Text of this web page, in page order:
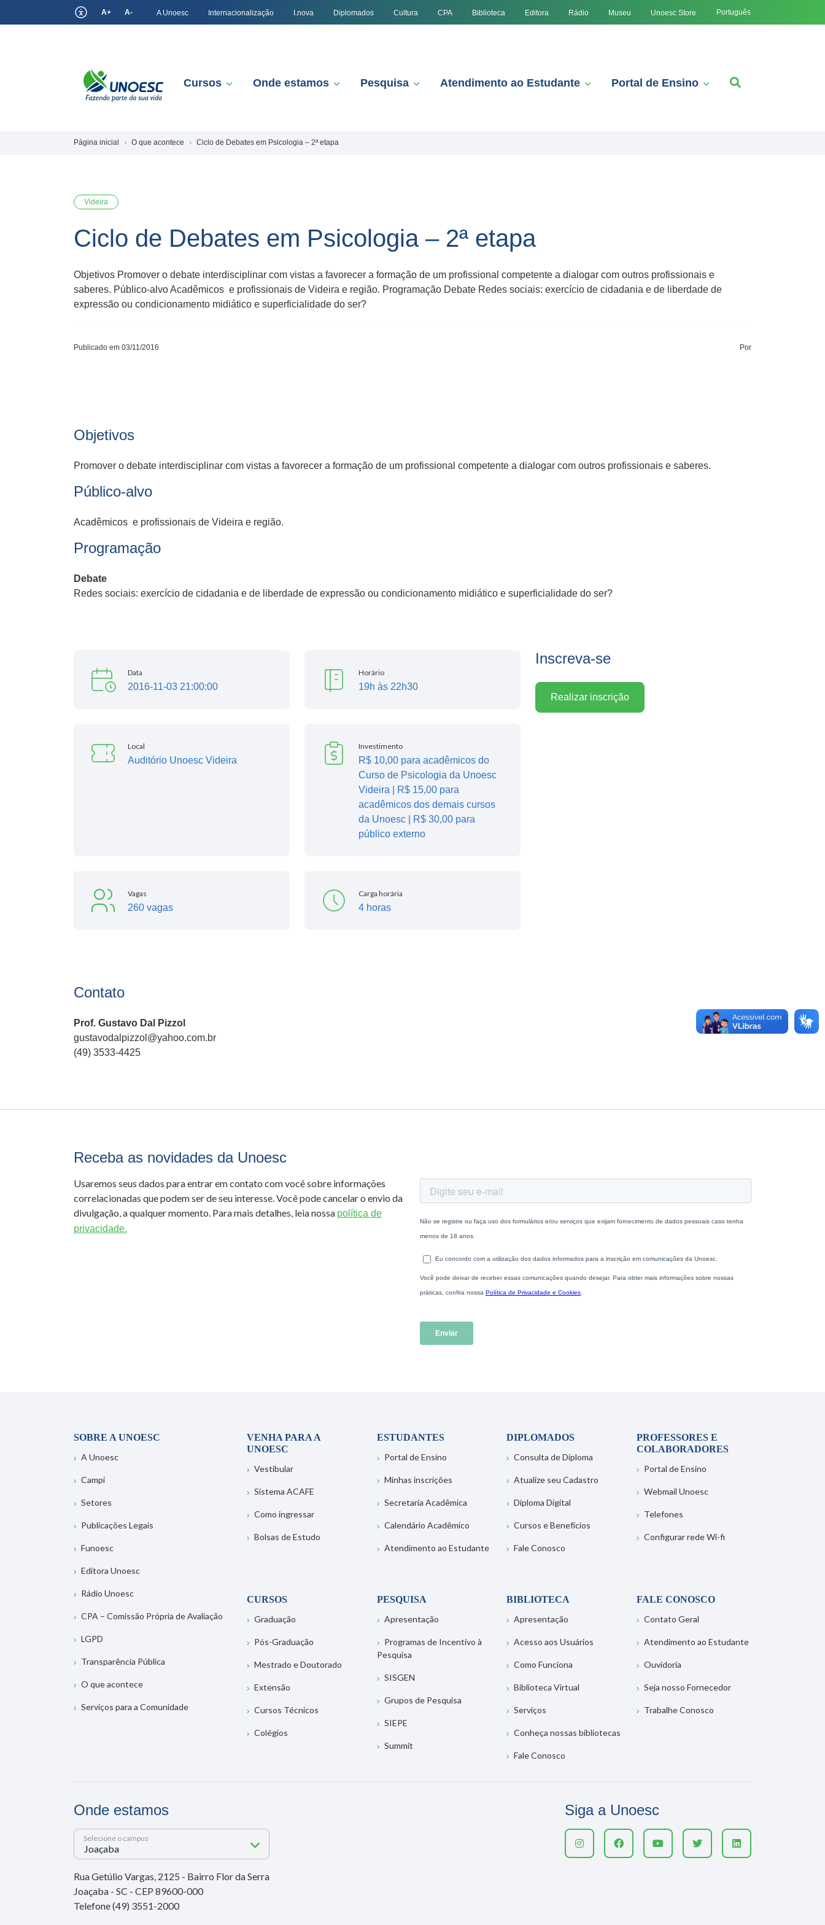
A+ A- A Unoesc Internacionalização I.nova Diplomados Cultura CPA Biblioteca Editora Rádio Museu Unoesc Store Português
Cursos Onde estamos Pesquisa Atendimento ao Estudante Portal de Ensino
Página inicial O que acontece Ciclo de Debates em Psicologia – 2ª etapa
Videira
Ciclo de Debates em Psicologia – 2ª etapa
Objetivos Promover o debate interdisciplinar com vistas a favorecer a formação de um profissional competente a dialogar com outros profissionais e
saberes. Público-alvo Acadêmicos e profissionais de Videira e região. Programação Debate Redes sociais: exercício de cidadania e de liberdade de
expressão ou condicionamento midiático e superficialidade do ser?
Publicado em 03/11/2016 Por
Objetivos
Promover o debate interdisciplinar com vistas a favorecer a formação de um profissional competente a dialogar com outros profissionais e saberes.
Público-alvo
Acadêmicos e profissionais de Videira e região.
Programação
Debate
Redes sociais: exercício de cidadania e de liberdade de expressão ou condicionamento midiático e superficialidade do ser?
Data
2016-11-03 21:00:00
Horário
19h às 22h30
Local
Auditório Unoesc Videira
Investimento
R$ 10,00 para acadêmicos do
Curso de Psicologia da Unoesc
Videira | R$ 15,00 para
acadêmicos dos demais cursos
da Unoesc | R$ 30,00 para
público externo
Vagas
260 vagas
Carga horária
4 horas
Inscreva-se
Realizar inscrição
Contato
Prof. Gustavo Dal Pizzol
gustavodalpizzol@yahoo.com.br
(49) 3533-4425
Receba as novidades da Unoesc
Usaremos seus dados para entrar em contato com você sobre informações
correlacionadas que podem ser de seu interesse. Você pode cancelar o envio da
divulgação, a qualquer momento. Para mais detalhes, leia nossa política de
privacidade.
SOBRE A UNOESC
A Unoesc
Campi
Setores
Publicações Legais
Funoesc
Editora Unoesc
Rádio Unoesc
CPA – Comissão Própria de Avaliação
LGPD
Transparência Pública
O que acontece
Serviços para a Comunidade
VENHA PARA A
UNOESC
Vestibular
Sistema ACAFE
Como ingressar
Bolsas de Estudo
ESTUDANTES
Portal de Ensino
Minhas inscrições
Secretaria Acadêmica
Calendário Acadêmico
Atendimento ao Estudante
DIPLOMADOS
Consulta de Diploma
Atualize seu Cadastro
Diploma Digital
Cursos e Benefícios
Fale Conosco
PROFESSORES E
COLABORADORES
Portal de Ensino
Webmail Unoesc
Telefones
Configurar rede Wi-fi
CURSOS
Graduação
Pós-Graduação
Mestrado e Doutorado
Extensão
Cursos Técnicos
Colégios
PESQUISA
Apresentação
Programas de Incentivo à
Pesquisa
SISGEN
Grupos de Pesquisa
SIEPE
Summit
BIBLIOTECA
Apresentação
Acesso aos Usuários
Como Funciona
Biblioteca Virtual
Serviços
Conheça nossas bibliotecas
Fale Conosco
FALE CONOSCO
Contato Geral
Atendimento ao Estudante
Ouvidoria
Seja nosso Fornecedor
Trabalhe Conosco
Onde estamos
Selecione o campus
Rua Getúlio Vargas, 2125 - Bairro Flor da Serra
Joaçaba - SC - CEP 89600-000
Telefone (49) 3551-2000
Siga a Unoesc